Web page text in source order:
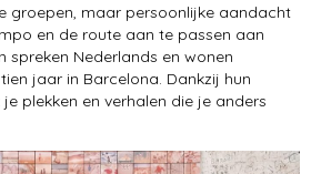
groepen, maar persoonlijke aandacht
en de route aan te passen aan
spreken Nederlands en wonen
jaar in Barcelona. Dankzij hun
plekken en verhalen die je anders